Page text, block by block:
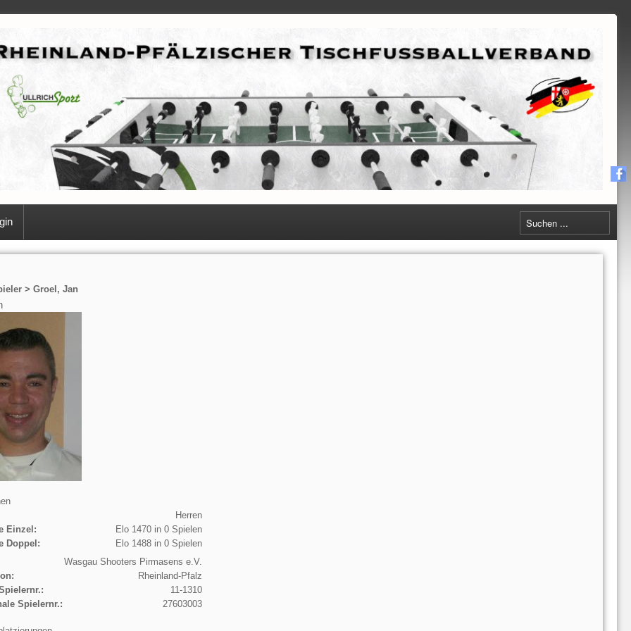
> Groel, Jan
Herren
Einzel:
Elo 1470 in 0 Spielen
Doppel:
Elo 1488 in 0 Spielen
Wasgau Shooters Pirmasens e.V.
Rheinland-Pfalz
11-1310
Spielernr.:
27603003